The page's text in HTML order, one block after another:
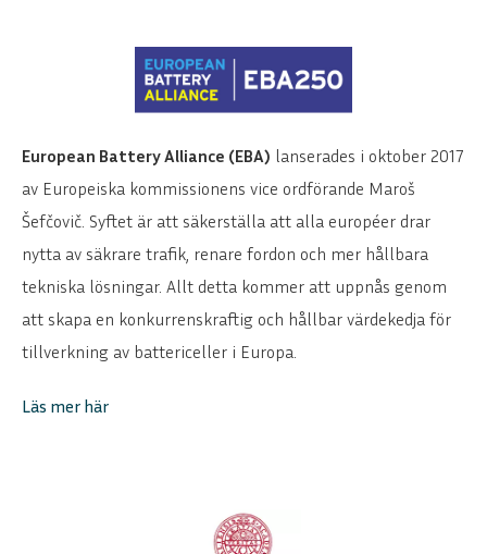
European Battery Alliance (EBA) lanserades i oktober 2017
av Europeiska kommissionens vice ordförande Maroš
Šefčovič. Syftet är att säkerställa att alla européer drar
nytta av säkrare trafik, renare fordon och mer hållbara
tekniska lösningar. Allt detta kommer att uppnås genom
att skapa en konkurrenskraftig och hållbar värdekedja för
tillverkning av battericeller i Europa.
Läs mer här